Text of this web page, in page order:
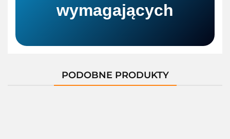
wymagających
PODOBNE PRODUKTY